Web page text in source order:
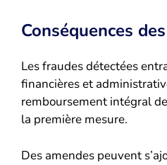
Conséquences
Les fraudes détectées
financières et
remboursement intégral
la première mesure.
Des amendes peuvent